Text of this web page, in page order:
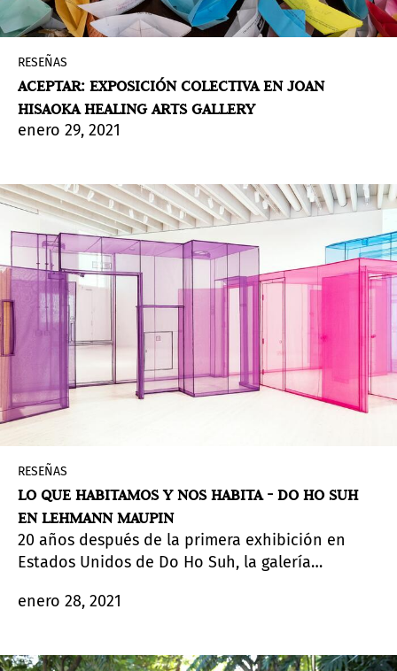
RESEÑAS
ACEPTAR: EXPOSICIÓN COLECTIVA EN JOAN
HISAOKA HEALING ARTS GALLERY
enero 29, 2021
RESEÑAS
LO QUE HABITAMOS Y NOS HABITA - DO HO SUH
EN LEHMANN MAUPIN
20 años después de la primera exhibición en
Estados Unidos de Do Ho Suh, la galería
entonces y hasta el día de hoy, presenta una
exhibición física.
enero 28, 2021